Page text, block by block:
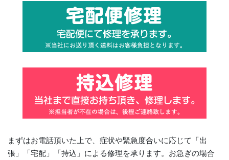
まずはお電話頂いた上で、症状や緊急度合いに応じて「出
張」「宅配」「持込」による修理を承ります。お急ぎの場合